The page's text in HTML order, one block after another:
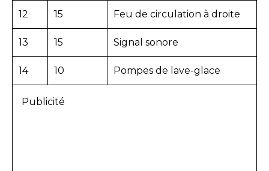
12 15 Feu de circulation à droite
13 15 Signal sonore
14 10 Pompes de lave-glace
Publicité